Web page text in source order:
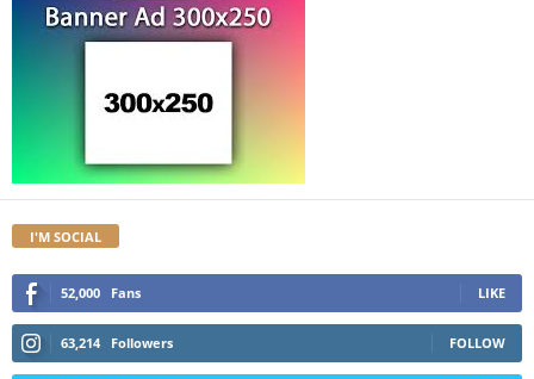
I'M SOCIAL
52,000 Fans LIKE
63,214 Followers FOLLOW